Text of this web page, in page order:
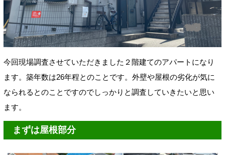
今回現場調査させていただきました２階建てのアパートになり
ます。築年数は26年程とのことです。外壁や屋根の劣化が気に
なられるとのことですのでしっかりと調査していきたいと思い
ます。
まずは屋根部分